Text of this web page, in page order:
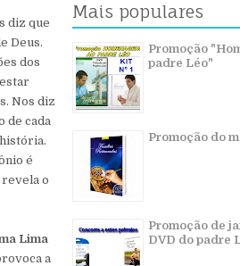
diz que
Deus.
dos
Nos diz
de cada
é
revela o
Lima
a
Mais populares
Promoção
padre Léo"
Promoção do
Promoção de
DVD do padre